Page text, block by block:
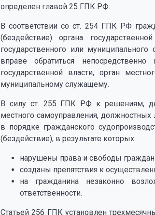
определен главой 25 ГПК РФ.
В соответствии со ст. 254 ГПК РФ
(бездействие) органа
государственного или
вправе обратиться
государственной власти, орган
муниципальному служащему.
В силу ст. 255 ГПК РФ к решениям,
местного самоуправления,
в порядке гражданского
(бездействие), в результате которых:
нарушены права и свободы
созданы препятствия к
на гражданина незаконно
ответственности.
Статьей 256 ГПК установлен